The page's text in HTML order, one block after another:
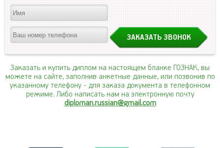
Заказать и купить диплом на настоящем бланке ГОЗНАК, вы
можете на сайте, заполнив анкетные данные, или позвонив по
указанному телефону - для заказа документа в телефонном
режиме. Либо написать нам на электронную почту
diploman.russian@gmail.com